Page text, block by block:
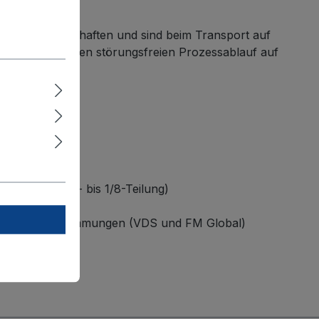
Laufeigenschaften und sind beim Transport auf
einen störungsfreien Prozessablauf auf
(1/2- bis 1/8-Teilung)
(VDS und FM Global)